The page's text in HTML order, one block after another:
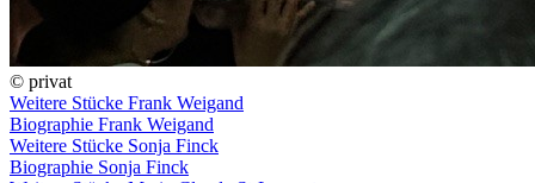
© privat
Weitere Stücke Frank Weigand
Biographie Frank Weigand
Weitere Stücke Sonja Finck
Biographie Sonja Finck